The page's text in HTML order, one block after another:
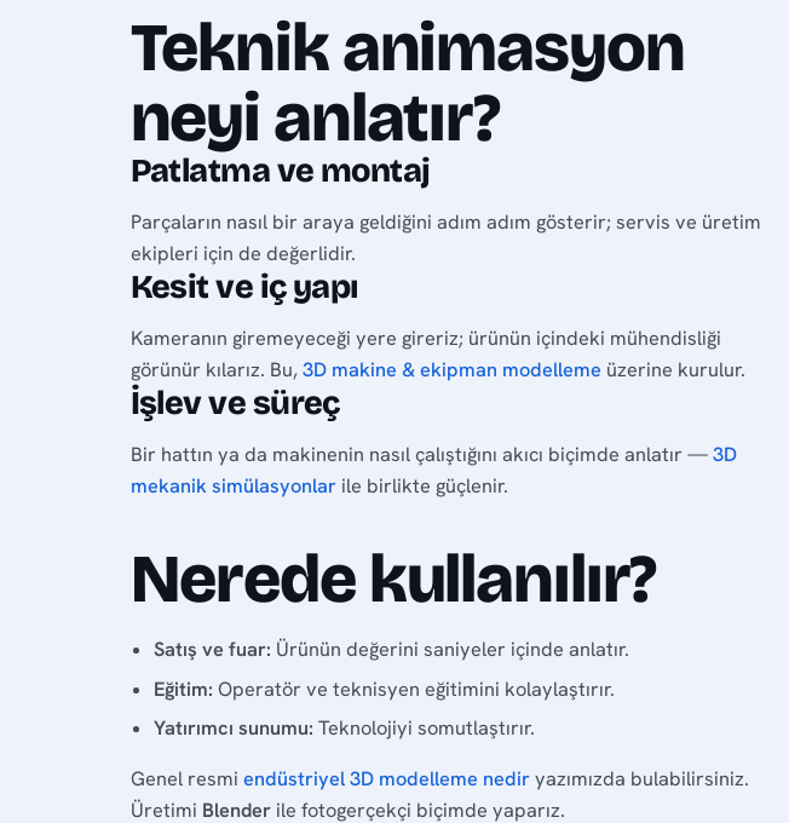
Teknik animasyon
neyi anlatır?
Patlatma ve montaj
Parçaların nasıl bir araya geldiğini adım adım gösterir; servis ve üretim
ekipleri için de değerlidir.
Kesit ve iç yapı
Kameranın giremeyeceği yere gireriz; ürünün içindeki mühendisliği
görünür kılarız. Bu,3D makine & ekipman modelleme üzerine kurulur.
İşlev ve süreç
Bir hattın ya da makinenin nasıl çalıştığını akıcı biçimde anlatır —3D
mekanik simülasyonlarile birlikte güçlenir.
Nerede kullanılır?
Satış ve fuar: Ürünün değerini saniyeler içinde anlatır.
Eğitim: Operatör ve teknisyen eğitimini kolaylaştırır.
Yatırımcı sunumu: Teknolojiyi somutlaştırır.
Genel resmi endüstriyel 3D modelleme nediryazımızda bulabilirsiniz.
Üretimi Blenderile fotogerçekçi biçimde yaparız.